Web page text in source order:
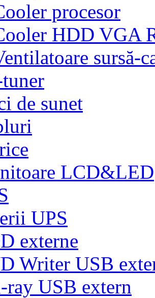
procesor
HDD VGA
sursă-
de sunet
LCD&LED
UPS
externe
Writer USB
ray USB extern